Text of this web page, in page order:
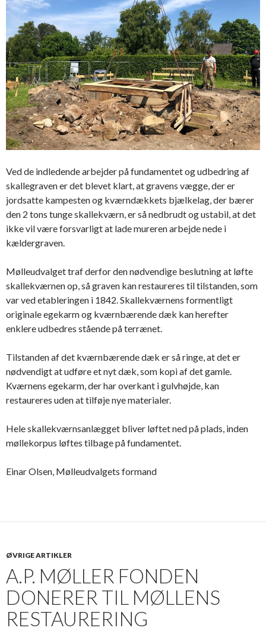
Ved de indledende arbejder på fundamentet og udbedring af
skallegraven er det blevet klart, at gravens vægge, der er
jordsatte kampesten og kværndækkets bjælkelag, der bærer
den 2 tons tunge skallekværn, er så nedbrudt og ustabil, at det
ikke vil være forsvarligt at lade mureren arbejde nede i
kældergraven.
Mølleudvalget traf derfor den nødvendige beslutning at løfte
skallekværnen op, så graven kan restaureres til tilstanden, som
var ved etableringen i 1842. Skallekværnens formentligt
originale egekarm og kværnbærende dæk kan herefter
enklere udbedres stående på terrænet.
Tilstanden af det kværnbærende dæk er så ringe, at det er
nødvendigt at udføre et nyt dæk, som kopi af det gamle.
Kværnens egekarm, der har overkant i gulvhøjde, kan
restaureres uden at tilføje nye materialer.
Hele skallekværnsanlægget bliver løftet ned på plads, inden
møllekorpus løftes tilbage på fundamentet.
Einar Olsen, Mølleudvalgets formand
ØVRIGE ARTIKLER
A.P. MØLLER FONDEN
DONERER TIL MØLLENS
RESTAURERING